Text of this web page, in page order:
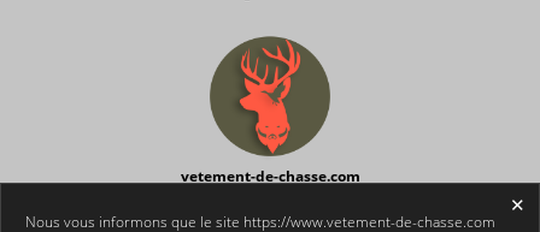
vetement-de-chasse.com